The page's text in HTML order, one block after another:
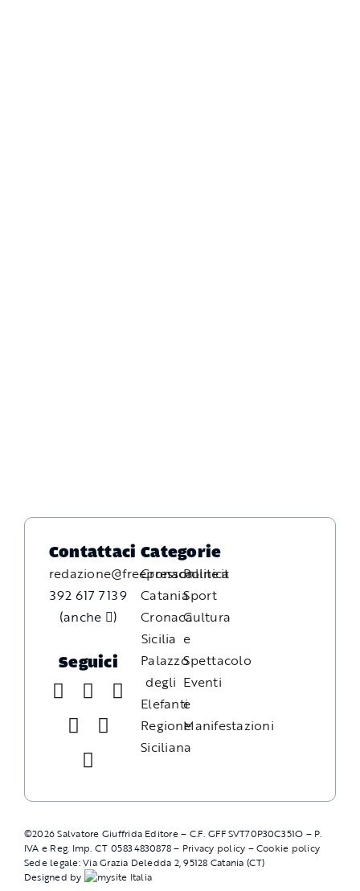
Contattaci
redazione@freepressonline.it
392 617 7139
(anche
)
Seguici
Categorie
Cronaca
Catania
Cronaca
Sicilia
Palazzo
degli
Elefanti
Regione
Siciliana
Politica
Sport
Cultura
e
Spettacolo
Eventi
e
Manifestazioni
©2026Salvatore Giuffrida Editore – C.F. GFFSVT70P30C351O – P.
IVA e Reg. Imp. CT 05834830878 – Privacy policy –Cookie policy
Sede legale: Via Grazia Deledda 2, 95128 Catania (CT)
Designed by